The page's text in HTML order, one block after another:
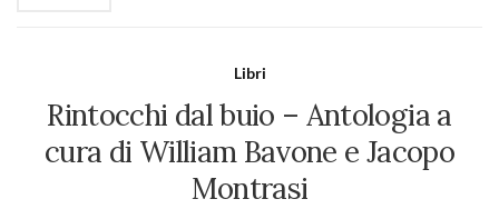
Libri
Rintocchi dal buio – Antologia a
cura di William Bavone e Jacopo
Montrasi